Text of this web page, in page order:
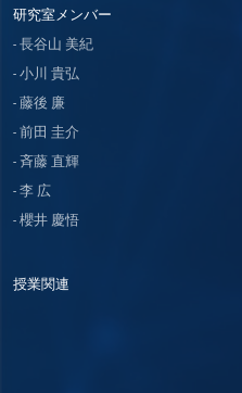
研究室メンバー
長谷山 美紀
小川 貴弘
藤後 廉
前田 圭介
斉藤 直輝
李 広
櫻井 慶悟
授業関連